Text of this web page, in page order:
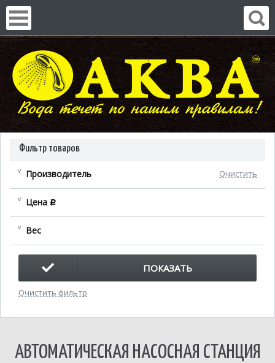
Фильтр товаров
Производитель Очистить
Цена c
Вес
ПОКАЗАТЬ
Очистить фильтр
АВТОМАТИЧЕСКАЯ НАСОСНАЯ СТАНЦИЯ